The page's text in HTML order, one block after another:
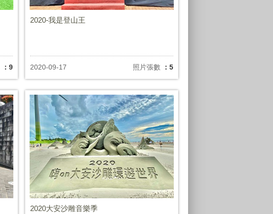
：9
2020-我是登山王
2020-09-17 照片張數 ：5
2020大安沙雕音樂季